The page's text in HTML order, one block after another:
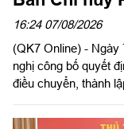
16:24 07/08/2026
(QK7 Online) -
nghị công bố quyết
điều chuyển, thành
Tư lệnh, Tham mưu